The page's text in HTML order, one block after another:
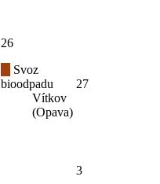
26
Svoz
bioodpadu
Vítkov
(Opava)
27
3